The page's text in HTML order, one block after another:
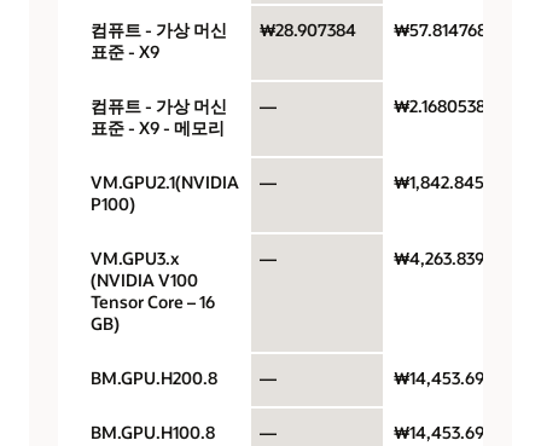
컴퓨트 - 가상 머신
표준 - X9
₩28.907384 ₩57.814768
컴퓨트 - 가상 머신
표준 - X9 - 메모리
— ₩2.1680538
VM.GPU2.1(NVIDIA
P100)
— ₩1,842.84573
VM.GPU3.x
(NVIDIA V100
Tensor Core – 16
GB)
— ₩4,263.83914
BM.GPU.H200.8 — ₩14,453.692
BM.GPU.H100.8 — ₩14,453.692